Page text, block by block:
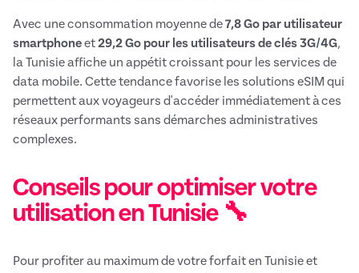
Avec une consommation moyenne de7,8 Go par utilisateur
smartphoneet29,2 Go pour les utilisateurs de clés 3G/4G,
la Tunisie affiche un appétit croissant pour les services de
data mobile. Cette tendance favorise les solutions eSIM qui
permettent aux voyageurs d'accéder immédiatement à ces
réseaux performants sans démarches administratives
complexes.
Conseils pour optimiser votre
utilisation en Tunisie 🔧
Pour profiter au maximum de votre forfait en Tunisie et